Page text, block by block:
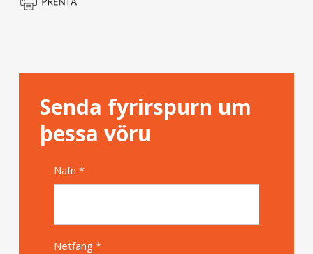
Senda fyrirspurn um
þessa vöru
Nafn *
Netfang *